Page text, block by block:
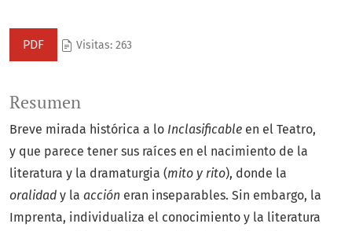
PDF Visitas: 263
Resumen
Breve mirada histórica a lo Inclasificable en el Teatro,
y que parece tener sus raíces en el nacimiento de la
literatura y la dramaturgia (mito y rito), donde la
oralidad y la acción eran inseparables. Sin embargo, la
Imprenta, individualiza el conocimiento y la literatura